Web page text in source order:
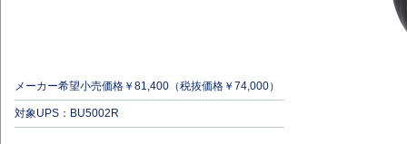
メーカー希望小売価格￥81,400（税抜価格￥74,000）
対象UPS：BU5002R